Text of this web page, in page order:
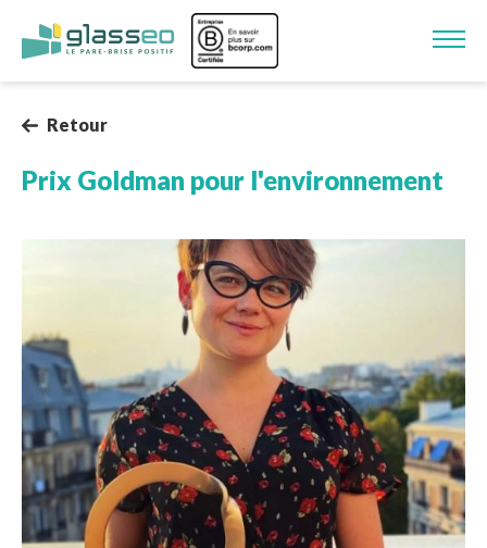
Aller au contenu principal
Image
Retour
Prix Goldman pour l'environnement